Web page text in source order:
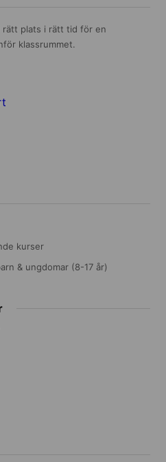
rätt plats i rätt tid för en
klassrummet.
kurser
& ungdomar (8-17 år)